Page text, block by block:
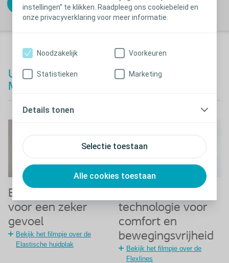
instellingen” te klikken. Raadpleeg ons cookiebeleid en
onze privacyverklaring voor meer informatie.
Selectie toestaan
Alle cookies toestaan
Noodzakelijk Voorkeuren
Statistieken Marketing
Details tonen
Vraag een proefpakket aan
Unieke eigenschappen van SenSura
Mio
Elastische huidplak
voor een zeker
gevoel
Bekijk het filmpje over de
Elastische huidplak
technologie voor
comfort en
bewegingsvrijheid
Bekijk het filmpje over de
Flexlines